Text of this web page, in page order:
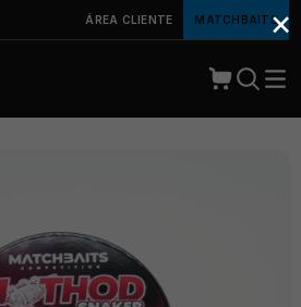
ÁREA CLIENTE MATCHBAITS×